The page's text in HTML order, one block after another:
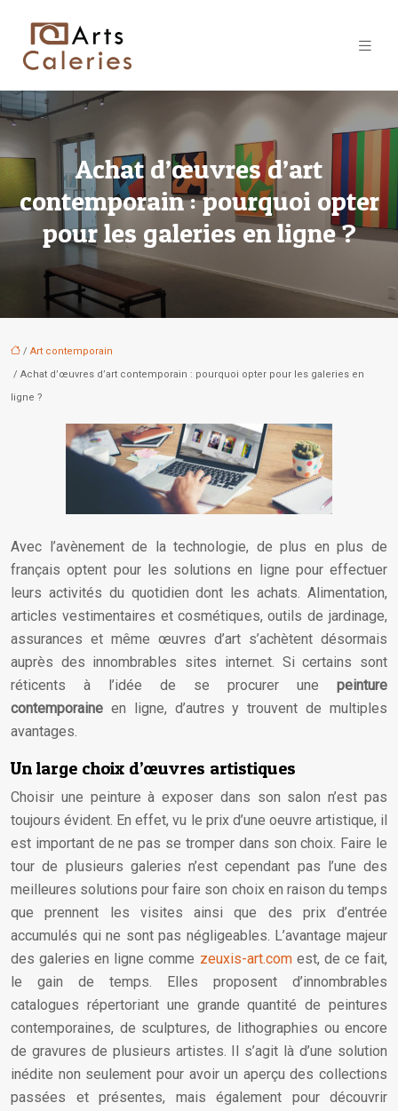
Achat d’œuvres d’art
contemporain : pourquoi opter
pour les galeries en ligne ?
/ Art contemporain
/ Achat d’œuvres d’art contemporain : pourquoi opter pour les galeries en
ligne ?
Avec l’avènement de la technologie, de plus en plus de
français optent pour les solutions en ligne pour effectuer
leurs activités du quotidien dont les achats. Alimentation,
articles vestimentaires et cosmétiques, outils de jardinage,
assurances et même œuvres d’art s’achètent désormais
auprès des innombrables sites internet. Si certains sont
réticents à l’idée de se procurer une peinture
contemporaine en ligne, d’autres y trouvent de multiples
avantages.
Un large choix d’œuvres artistiques
Choisir une peinture à exposer dans son salon n’est pas
toujours évident. En effet, vu le prix d’une oeuvre artistique, il
est important de ne pas se tromper dans son choix. Faire le
tour de plusieurs galeries n’est cependant pas l’une des
meilleures solutions pour faire son choix en raison du temps
que prennent les visites ainsi que des prix d’entrée
accumulés qui ne sont pas négligeables. L’avantage majeur
des galeries en ligne comme zeuxis-art.comest, de ce fait,
le gain de temps. Elles proposent d’innombrables
catalogues répertoriant une grande quantité de peintures
contemporaines, de sculptures, de lithographies ou encore
de gravures de plusieurs artistes. Il s’agit là d’une solution
inédite non seulement pour avoir un aperçu des collections
passées et présentes, mais également pour découvrir